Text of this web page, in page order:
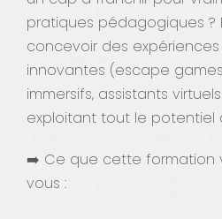
pratiques pédagogiques ?
concevoir des
innovantes (escape
immersifs, assistants
exploitant tout le potentiel
➡️ Ce que cette formation
vous :